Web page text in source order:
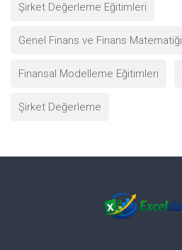
Şirket Değerleme Eğitimleri
Genel Finans ve Finans Matematiği
Finansal Modelleme Eğitimleri
Şirket Değerleme